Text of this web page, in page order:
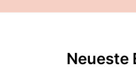
Neueste